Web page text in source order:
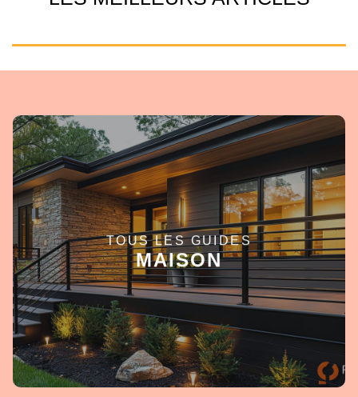
TOUS LES GUIDES
MAISON
EN SAVOIR +